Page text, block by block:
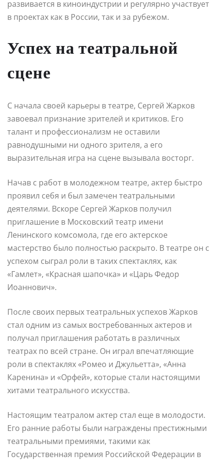
развивается в киноиндустрии и регулярно участвует
в проектах как в России, так и за рубежом.
Успех на театральной
сцене
С начала своей карьеры в театре, Сергей Жарков
завоевал признание зрителей и критиков. Его
талант и профессионализм не оставили
равнодушными ни одного зрителя, а его
выразительная игра на сцене вызывала восторг.
Начав с работ в молодежном театре, актер быстро
проявил себя и был замечен театральными
деятелями. Вскоре Сергей Жарков получил
приглашение в Московский театр имени
Ленинского комсомола, где его актерское
мастерство было полностью раскрыто. В театре он с
успехом сыграл роли в таких спектаклях, как
«Гамлет», «Красная шапочка» и «Царь Федор
Иоаннович».
После своих первых театральных успехов Жарков
стал одним из самых востребованных актеров и
получал приглашения работать в различных
театрах по всей стране. Он играл впечатляющие
роли в спектаклях «Ромео и Джульетта», «Анна
Каренина» и «Орфей», которые стали настоящими
хитами театрального искусства.
Настоящим театралом актер стал еще в молодости.
Его ранние работы были награждены престижными
театральными премиями, такими как
Государственная премия Российской Федерации в